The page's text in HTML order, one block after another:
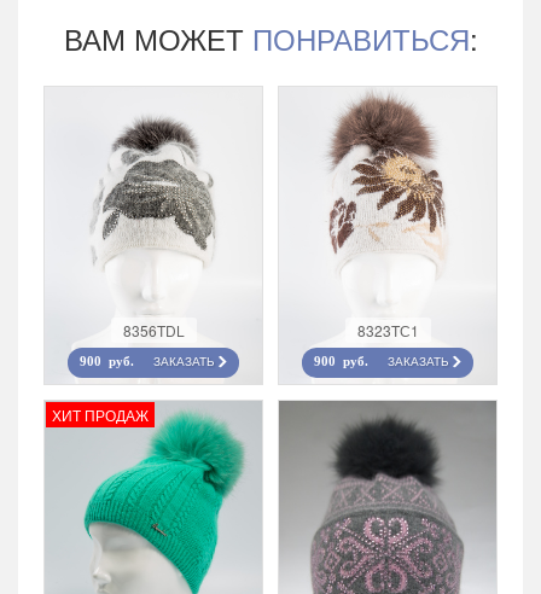
ВАМ МОЖЕТ ПОНРАВИТЬСЯ:
8356TDL
900 руб. ЗАКАЗАТЬ
8323TС1
900 руб. ЗАКАЗАТЬ
ХИТ ПРОДАЖ